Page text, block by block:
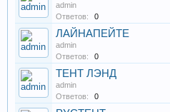
admin
Ответов:
0
ЛАЙНАПЕЙТЕ
admin
Ответов:
0
ТЕНТ ЛЭНД
admin
Ответов:
0